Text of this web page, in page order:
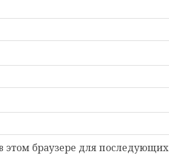
этом браузере для последующих